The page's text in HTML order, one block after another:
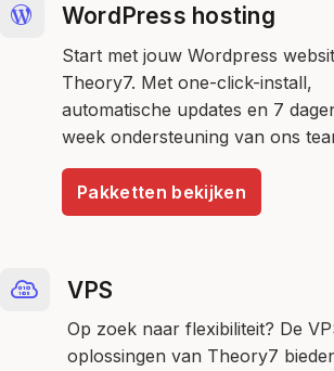
WordPress hosting
Start met jouw Wordpress
Theory7. Met one-click-install,
automatische updates en 7
week ondersteuning van ons
Pakketten bekijken
VPS
Op zoek naar flexibiliteit? De
oplossingen van Theory7